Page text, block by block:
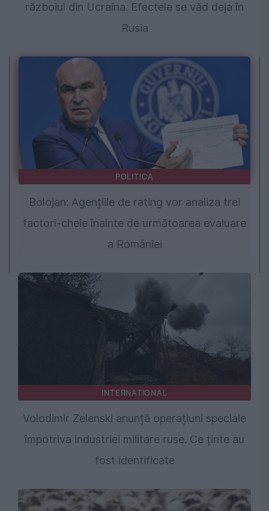
războiul din Ucraina. Efectele se văd deja în
Rusia
POLITICA
Bolojan: Agențiile de rating vor analiza trei
factori-cheie înainte de următoarea evaluare
a României
INTERNATIONAL
Volodimir Zelenski anunță operațiuni speciale
împotriva industriei militare ruse. Ce ținte au
fost identificate